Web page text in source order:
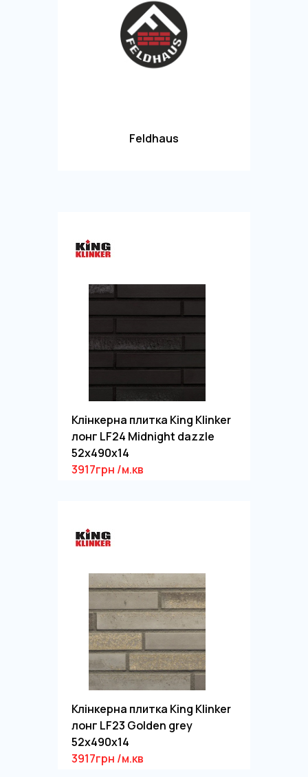
Feldhaus
Клінкерна плитка King Klinker
лонг LF24 Midnight dazzle
52x490x14
3917грн /м.кв
Клінкерна плитка King Klinker
лонг LF23 Golden grey
52x490x14
3917грн /м.кв